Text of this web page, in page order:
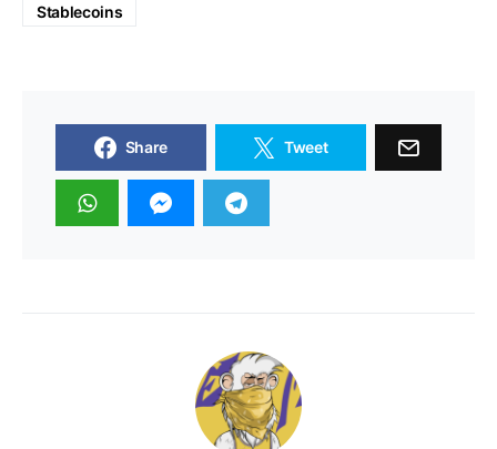
Stablecoins
Share Tweet